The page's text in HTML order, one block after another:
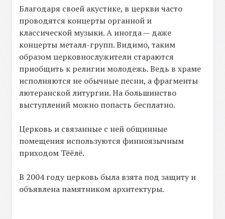
Благодаря своей акустике, в церкви часто
проводятся концерты органной и
классической музыки. А иногда — даже
концерты металл-групп. Видимо, таким
образом церковнослужители стараются
приобщить к религии молодежь. Ведь в храме
исполняются не обычные песни, а фрагменты
лютеранской литургии. На большинство
выступлений можно попасть бесплатно.
Церковь и связанные с ней общинные
помещения используются финноязычным
приходом Тёёлё.
В 2004 году церковь была взята под защиту и
объявлена памятником архитектуры.